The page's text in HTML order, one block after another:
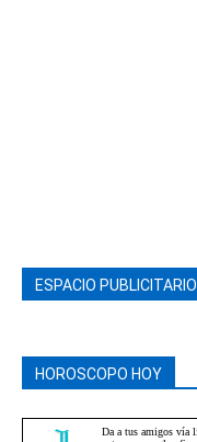
ESPACIO PUBLICITARIO
HOROSCOPO HOY